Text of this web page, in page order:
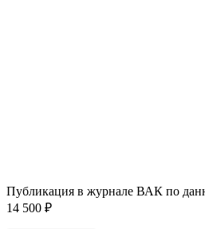
Публикация в журнале ВАК по
14 500 ₽